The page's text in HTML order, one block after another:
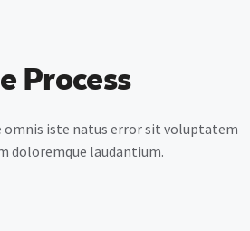
Process
omnis iste natus error sit voluptatem
doloremque laudantium.